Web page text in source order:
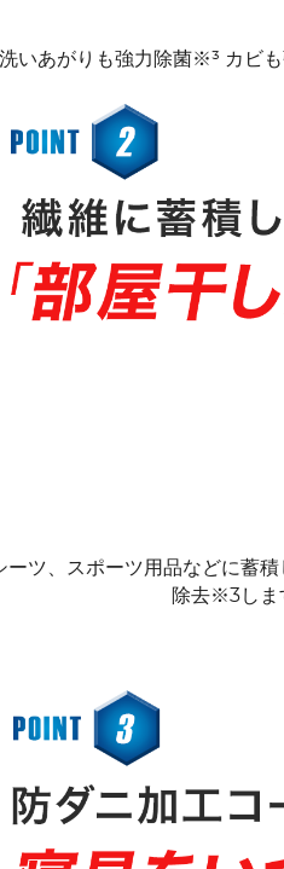
いあがりも強力除菌※³ カビ
ツ、スポーツ用品などに蓄
除去※3しま